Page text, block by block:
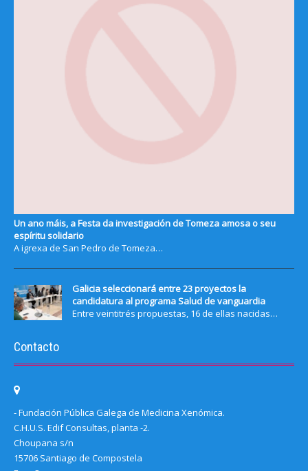
Un ano máis, a Festa da investigación de Tomeza amosa o seu
espíritu solidario
A igrexa de San Pedro de Tomeza…
Galicia seleccionará entre 23 proyectos la
candidatura al programa Salud de vanguardia
Entre veintitrés propuestas, 16 de ellas nacidas…
Contacto
- Fundación Pública Galega de Medicina Xenómica.
C.H.U.S. Edif Consultas, planta -2.
Choupana s/n
15706 Santiago de Compostela